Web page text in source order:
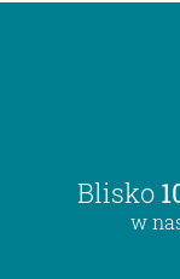
Blisko
w